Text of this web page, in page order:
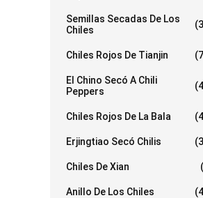
Semillas Secadas De Los
Chiles
Chiles Rojos De Tianjin
El Chino Secó A Chili
Peppers
Chiles Rojos De La Bala
Erjingtiao Secó Chilis
Chiles De Xian
Anillo De Los Chiles